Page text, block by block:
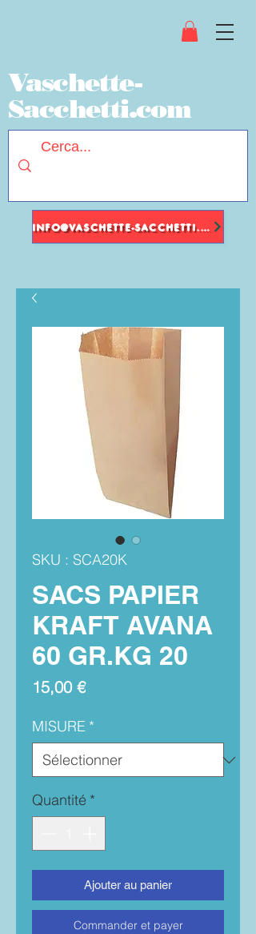
INFO@VASCHETTE-SACCHETTI.COM
Vaschette-
Sacchetti.com
SKU : SCA20K
SACS PAPIER
KRAFT AVANA
60 GR.KG 20
15,00 €Prix
MISURE *
Quantité *
Ajouter au panier
Commander et payer